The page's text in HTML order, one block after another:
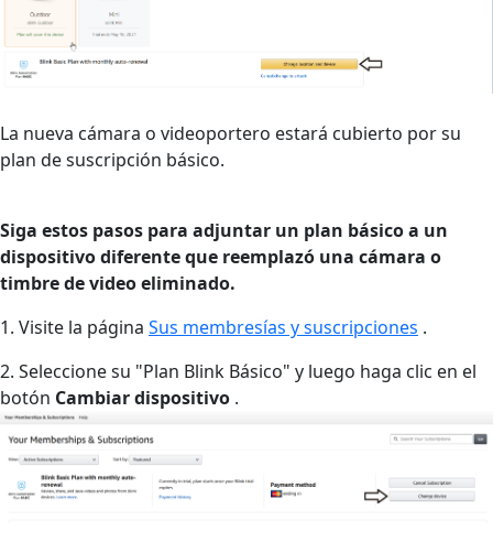
La nueva cámara o videoportero estará cubierto por su
plan de suscripción básico.
Siga estos pasos para adjuntar un plan básico a un
dispositivo diferente que reemplazó una cámara o
timbre de video eliminado.
1. Visite la página Sus membresías y suscripciones .
2. Seleccione su "Plan Blink Básico" y luego haga clic en el
botón Cambiar dispositivo .